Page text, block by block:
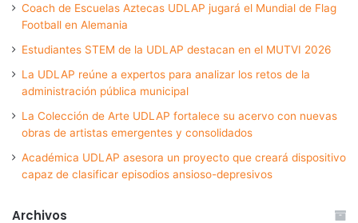
Coach de Escuelas Aztecas UDLAP jugará el Mundial de Flag
Football en Alemania
Estudiantes STEM de la UDLAP destacan en el MUTVI 2026
La UDLAP reúne a expertos para analizar los retos de la
administración pública municipal
La Colección de Arte UDLAP fortalece su acervo con nuevas
obras de artistas emergentes y consolidados
Académica UDLAP asesora un proyecto que creará dispositivo
capaz de clasificar episodios ansioso-depresivos
Archivos